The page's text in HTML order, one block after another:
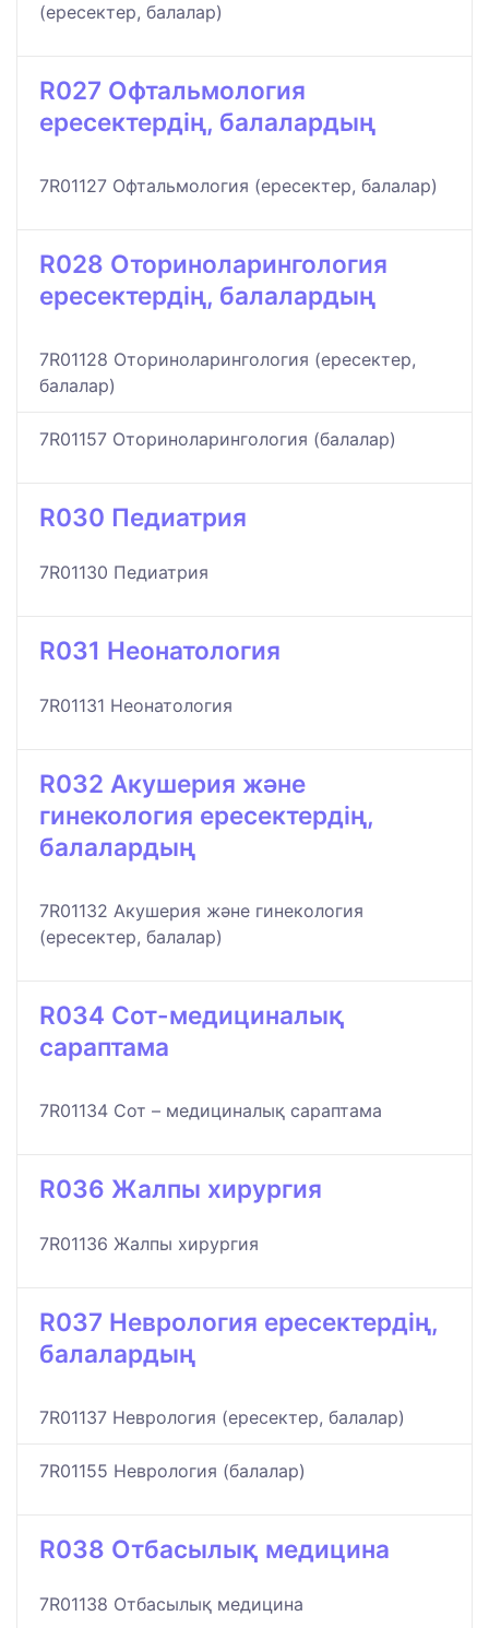
(ересектер, балалар)
R027 Офтальмология
ересектердің, балалардың
7R01127 Офтальмология (ересектер, балалар)
R028 Оториноларингология
ересектердің, балалардың
7R01128 Оториноларингология (ересектер,
балалар)
7R01157 Оториноларингология (балалар)
R030 Педиатрия
7R01130 Педиатрия
R031 Неонатология
7R01131 Неонатология
R032 Акушерия және
гинекология ересектердің,
балалардың
7R01132 Акушерия және гинекология
(ересектер, балалар)
R034 Сот-медициналық
сараптама
7R01134 Сот – медициналық сараптама
R036 Жалпы хирургия
7R01136 Жалпы хирургия
R037 Неврология ересектердің,
балалардың
7R01137 Неврология (ересектер, балалар)
7R01155 Неврология (балалар)
R038 Отбасылық медицина
7R01138 Отбасылық медицина